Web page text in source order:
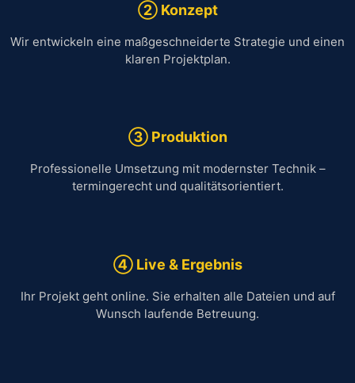
② Konzept
Wir entwickeln eine maßgeschneiderte Strategie und einen
klaren Projektplan.
③ Produktion
Professionelle Umsetzung mit modernster Technik –
termingerecht und qualitätsorientiert.
④ Live & Ergebnis
Ihr Projekt geht online. Sie erhalten alle Dateien und auf
Wunsch laufende Betreuung.